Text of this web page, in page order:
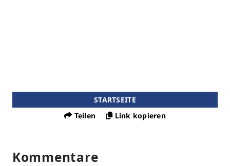
STARTSEITE
Teilen
Link kopieren
Kommentare